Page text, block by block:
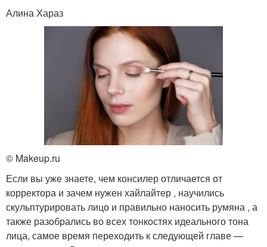
Алина Хараз
© Makeup.ru
Если вы уже знаете, чем консилер отличается от
корректора и зачем нужен хайлайтер , научились
скульптурировать лицо и правильно наносить румяна , а
также разобрались во всех тонкостях идеального тона
лица, самое время переходить к следующей главе —